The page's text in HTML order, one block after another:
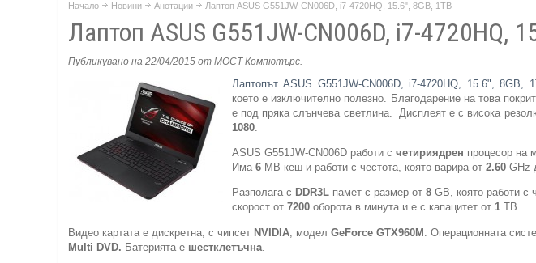
Начало Новини Анотации Лаптоп ASUS G551JW-CN006D, i7-4720HQ, 15.6", 8GB, 1TB
Лаптоп ASUS G551JW-CN006D, i7-4720HQ,
Публикувано на 22/04/2015 от МОСТ Компютърс
Лаптопът ASUS G551JW-CN006D, i7-4720HQ, 15.6", 8GB,
което е изключително полезно. Благодарение на това
е под пряка слънчева светлина.
Дисплеят е с висока
1080
ASUS G551JW-CN006D работи с четириядрен процесор на
Има 6 MB кеш и работи с честота, която варира от 2.60 GHz
Разполага с DDR3L памет с размер от 8 GB, която работи с
скорост от 7200 оборота в минута и е с капацитет от 1 TB.
Видео картата е дискретна, с чипсет NVIDIA , модел GeForce GTX960M . Операционната
Multi DVD. Батерията е шестклетъчна